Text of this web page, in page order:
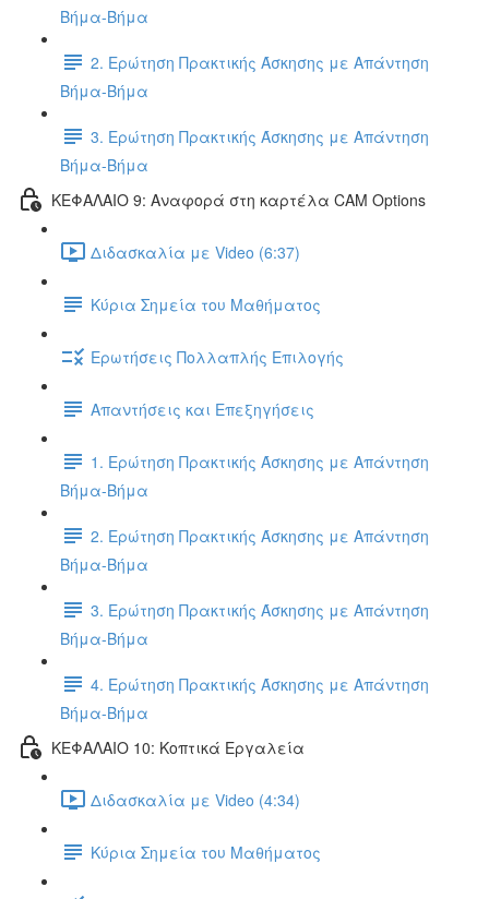
Βήμα-Βήμα
2. Ερώτηση Πρακτικής Άσκησης με Απάντηση
Βήμα-Βήμα
3. Ερώτηση Πρακτικής Άσκησης με Απάντηση
Βήμα-Βήμα
ΚΕΦΑΛΑΙΟ 9: Αναφορά στη καρτέλα CAM Options
Διδασκαλία με Video (6:37)
Κύρια Σημεία του Μαθήματος
Ερωτήσεις Πολλαπλής Επιλογής
Απαντήσεις και Επεξηγήσεις
1. Ερώτηση Πρακτικής Άσκησης με Απάντηση
Βήμα-Βήμα
2. Ερώτηση Πρακτικής Άσκησης με Απάντηση
Βήμα-Βήμα
3. Ερώτηση Πρακτικής Άσκησης με Απάντηση
Βήμα-Βήμα
4. Ερώτηση Πρακτικής Άσκησης με Απάντηση
Βήμα-Βήμα
ΚΕΦΑΛΑΙΟ 10: Κοπτικά Εργαλεία
Διδασκαλία με Video (4:34)
Κύρια Σημεία του Μαθήματος